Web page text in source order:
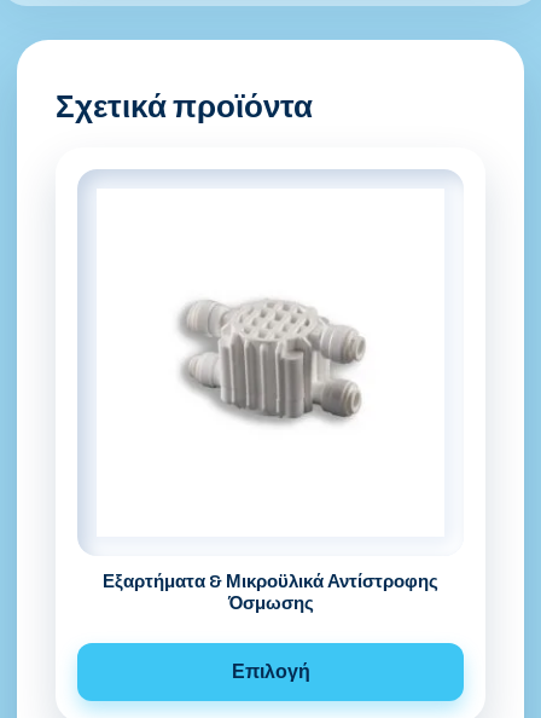
Σχετικά προϊόντα
Εξαρτήματα & Μικροϋλικά Αντίστροφης
Όσμωσης
Επιλογή